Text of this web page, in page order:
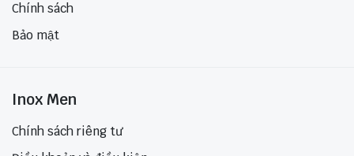
Chính sách
Bảo mật
Inox Men
Chính sách riêng tư